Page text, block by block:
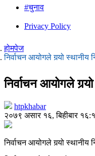
#चुनाव
Privacy Policy
होमपेज
निर्वाचन आयोगले गर्‍यो स्थानीय
निर्वाचन आयोगले
htpkhabar
२०७९ असार १६, बिहीबार
निर्वाचन आयोगले गर्‍यो स्थानीय